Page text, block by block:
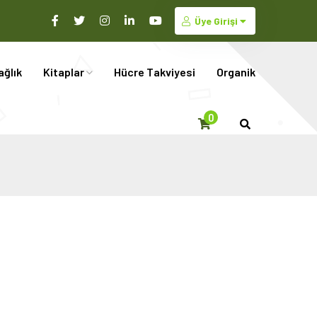
Üye Girişi
Kitaplar Hücre Takviyesi Organik
0